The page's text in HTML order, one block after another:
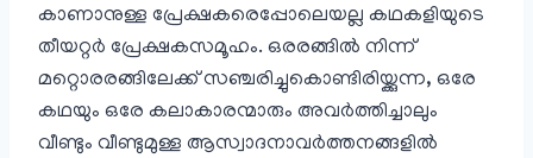
കാണാനുള്ള പ്രേക്ഷകരെപ്പോലെയല്ല കഥകളിയുടെ
തീയറ്റർ പ്രേക്ഷകസമൂഹം. ഒരരങ്ങിൽ നിന്ന്
മറ്റൊരരങ്ങിലേക്ക് സഞ്ചരിച്ചുകൊണ്ടിരിയ്ക്കുന്ന, ഒരേ
കഥയും ഒരേ കലാകാരന്മാരും അവർത്തിച്ചാലും
വീണ്ടും വീണ്ടുമുള്ള ആസ്വാദനാവർത്തനങ്ങളിൽ